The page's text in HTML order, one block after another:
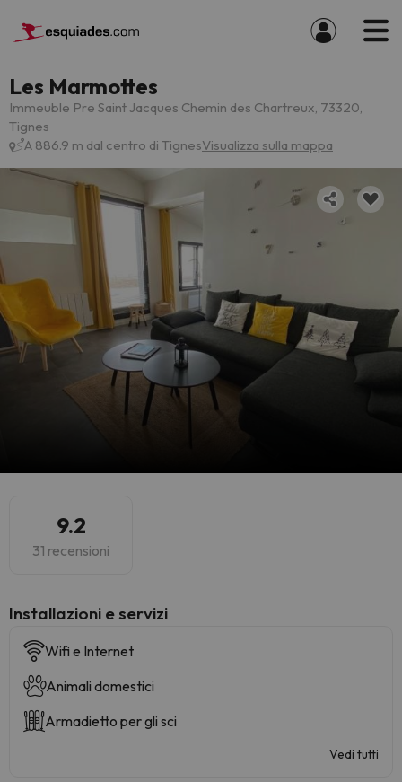
Les Marmottes
Immeuble Pre Saint Jacques Chemin des Chartreux, 73320,
Tignes
A 886.9 m dal centro di TignesVisualizza sulla mappa
9.2
31 recensioni
Installazioni e servizi
Wifi e Internet
Animali domestici
Armadietto per gli sci
Vedi tutti